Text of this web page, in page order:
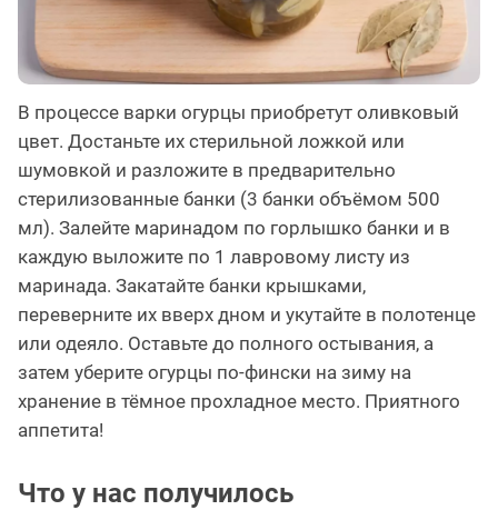
В процессе варки огурцы приобретут оливковый
цвет. Достаньте их стерильной ложкой или
шумовкой и разложите в предварительно
стерилизованные банки (3 банки объёмом 500
мл). Залейте маринадом по горлышко банки и в
каждую выложите по 1 лавровому листу из
маринада. Закатайте банки крышками,
переверните их вверх дном и укутайте в полотенце
или одеяло. Оставьте до полного остывания, а
затем уберите огурцы по-фински на зиму на
хранение в тёмное прохладное место. Приятного
аппетита!
Что у нас получилось